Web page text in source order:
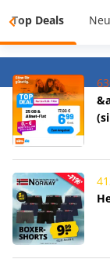
Top Deals